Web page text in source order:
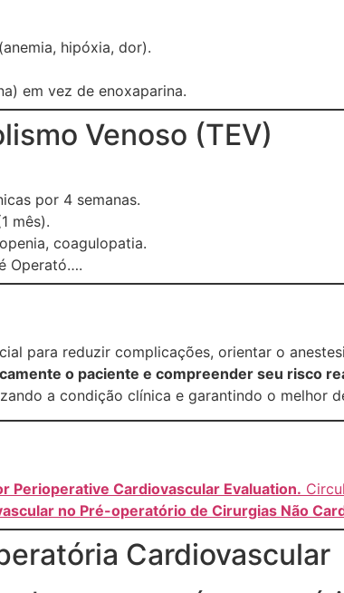
hipóxia, dor).
em vez de enoxaparina.
Venoso (TEV)
por 4 semanas.
mês).
coagulopatia.
Operató….
para reduzir complicações, orientar o
o paciente e compreender seu risco
a condição clínica e garantindo o melhor
Perioperative Cardiovascular Evaluation.
no Pré-operatório de Cirurgias Não
Cardiovascular